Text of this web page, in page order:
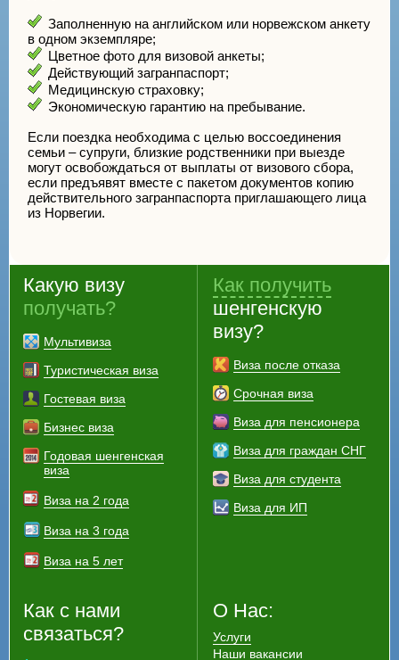
Заполненную на английском или норвежском анкету
в одном экземпляре;
Цветное фото для визовой анкеты;
Действующий загранпаспорт;
Медицинскую страховку;
Экономическую гарантию на пребывание.
Если поездка необходима с целью воссоединения
семьи – супруги, близкие родственники при выезде
могут освобождаться от выплаты от визового сбора,
если предъявят вместе с пакетом документов копию
действительного загранпаспорта приглашающего лица
из Норвегии.
Какую визу
получать?
Мультивиза
Туристическая виза
Гостевая виза
Бизнес виза
Годовая шенгенская
виза
Виза на 2 года
Виза на 3 года
Виза на 5 лет
Как получить
шенгенскую
визу?
Виза после отказа
Срочная виза
Виза для пенсионера
Виза для граждан СНГ
Виза для студента
Виза для ИП
Как с нами
связаться?
О Нас:
Услуги
Наши вакансии